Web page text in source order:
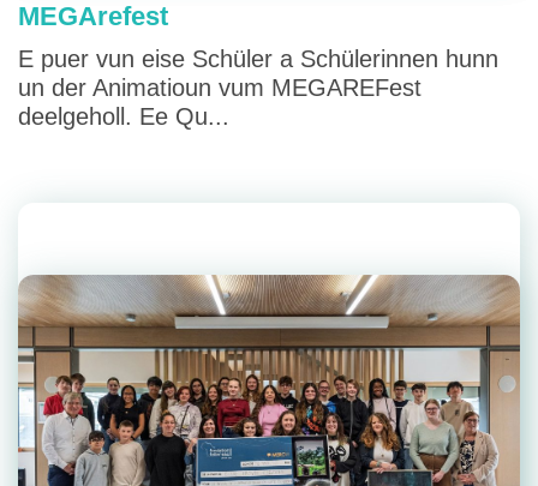
MEGArefest
E puer vun eise Schüler a Schülerinnen hunn
un der Animatioun vum MEGAREFest
deelgeholl. Ee Qu...